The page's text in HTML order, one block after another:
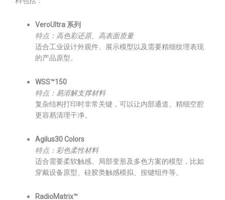
VeroUltra 系列
特点：高色彩还原、高表面质量
适合工业设计外观件、展示模型以及需要精细纹理表现
的产品原型。
WSS™150
特点：易溶解支撑材料
复杂结构打印时非常关键，可以让内部通道、精细空腔
更容易清理干净。
Agilus30 Colors
特点：彩色柔性材料
适合需要柔软触感、局部变形及多色方案的模型，比如
穿戴设备原型、硅胶类触感模拟、按键组件等。
RadioMatrix™